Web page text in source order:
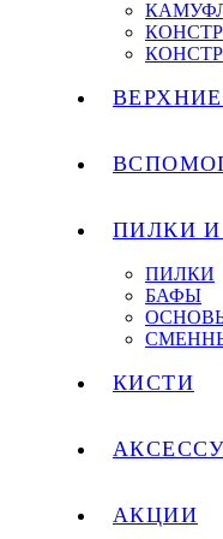
ПИЛКИ
ПИЛКИ
БАФЫ
КИСТИ
АКЦИИ